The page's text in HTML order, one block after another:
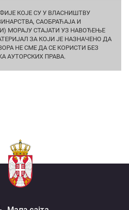
КОЈЕ СУ У ВЛАСНИШТВУ
САОБРАЋАЈА И
МОРАЈУ СТАЈАТИ УЗ НАВОЂЕЊЕ
ЗА КОЈИ ЈЕ НАЗНАЧЕНО ДА
НЕ СМЕ ДА СЕ КОРИСТИ БЕЗ
АУТОРСКИХ ПРАВА.